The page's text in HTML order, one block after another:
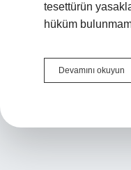
tesettürün
hüküm
Devamını okuyun